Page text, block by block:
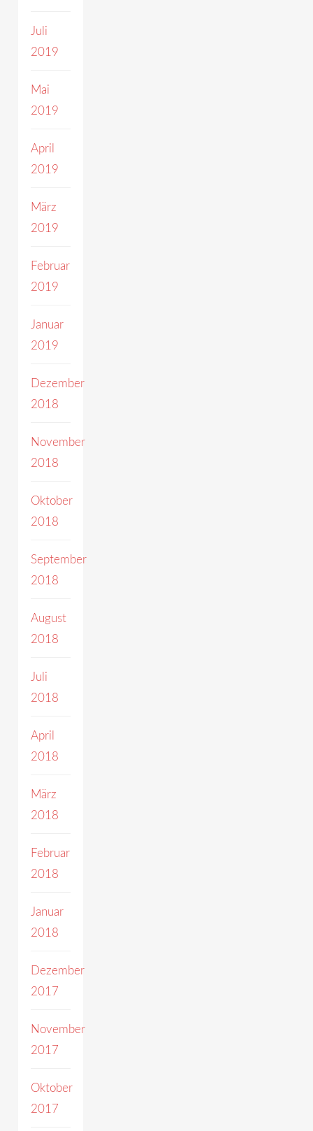
Juli
2019
Mai
2019
April
2019
März
2019
Februar
2019
Januar
2019
Dezember
2018
November
2018
Oktober
2018
September
2018
August
2018
Juli
2018
April
2018
März
2018
Februar
2018
Januar
2018
Dezember
2017
November
2017
Oktober
2017